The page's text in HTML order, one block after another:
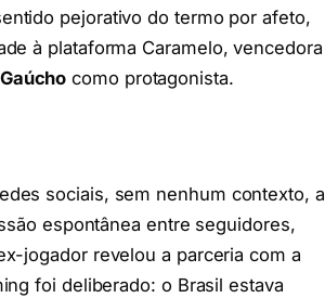
pejorativo do termo por afeto,
à plataforma Caramelo, vencedora
como protagonista.
sociais, sem nenhum contexto, a
espontânea entre seguidores,
jogador revelou a parceria com a
foi deliberado: o Brasil estava